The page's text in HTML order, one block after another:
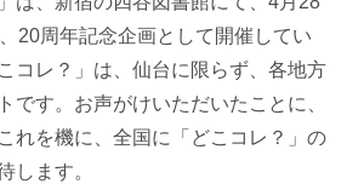
20周年記念企画として開催してい
コレ？」は、仙台に限らず、各地方
です。お声がけいただいたことに、
れを機に、全国に「どこコレ？」の
します。